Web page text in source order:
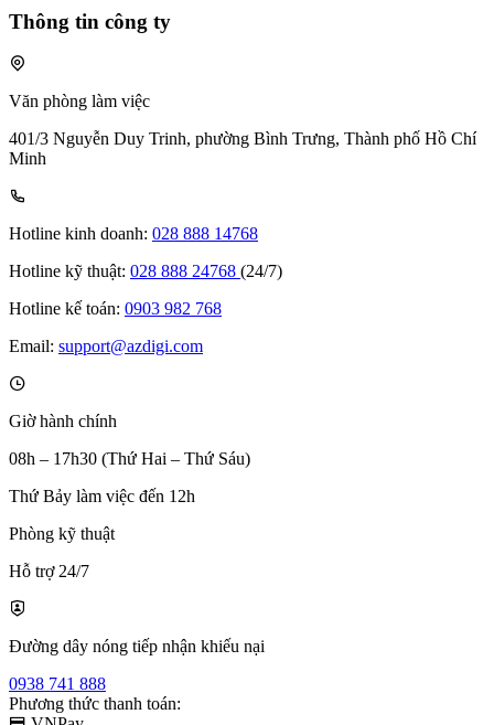
Thông tin công ty
Văn phòng làm việc
401/3 Nguyễn Duy Trinh, phường Bình Trưng, Thành phố Hồ Chí
Minh
Hotline kinh doanh: 028 888 14768
Hotline kỹ thuật: 028 888 24768 (24/7)
Hotline kế toán: 0903 982 768
Email: support@azdigi.com
Giờ hành chính
08h – 17h30 (Thứ Hai – Thứ Sáu)
Thứ Bảy làm việc đến 12h
Phòng kỹ thuật
Hỗ trợ 24/7
Đường dây nóng tiếp nhận khiếu nại
0938 741 888
Phương thức thanh toán: